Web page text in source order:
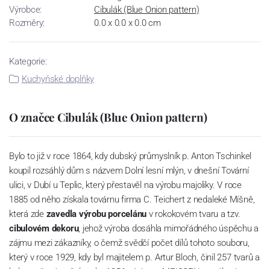
Výrobce:
Cibulák (Blue Onion pattern)
Rozměry:
0.0 x 0.0 x 0.0 cm
Kategorie:
Kuchyňské doplňky
O značce Cibulák (Blue Onion pattern)
Bylo to již v roce 1864, kdy dubský průmyslník p. Anton Tschinkel
koupil rozsáhlý dům s názvem Dolní lesní mlýn, v dnešní Tovární
ulici, v Dubí u Teplic, který přestavěl na výrobu majoliky. V roce
1885 od něho získala továrnu firma C. Teichert z nedaleké Míšně,
která zde zavedla výrobu porcelánu v rokokovém tvaru a tzv.
cibulovém dekoru, jehož výroba dosáhla mimořádného úspěchu a
zájmu mezi zákazníky, o čemž svědčí počet dílů tohoto souboru,
který v roce 1929, kdy byl majitelem p. Artur Bloch, činil 257 tvarů a